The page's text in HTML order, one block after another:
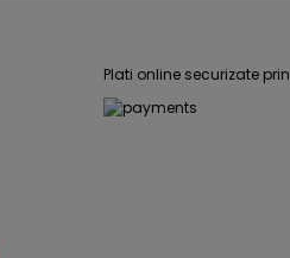
Plati online securizate prin